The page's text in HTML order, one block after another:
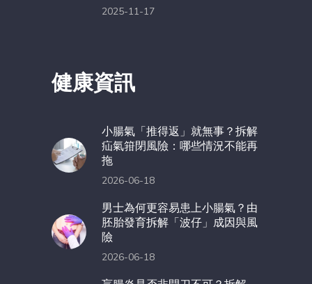
2025-11-17
健康資訊
小腸氣「推得返」就無事？拆解
疝氣箝閉風險：哪些情況不能再
拖
2026-06-18
男士為何更容易患上小腸氣？由
胚胎發育拆解「波仔」成因與風
險
2026-06-18